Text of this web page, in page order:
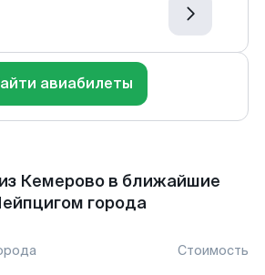
авиабилеты
Кемерово в ближайшие
города
Стоимость